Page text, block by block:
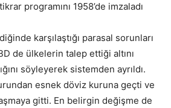
programını 1958’de imzaladı
karşılaştığı parasal sorunları
de ülkelerin talep ettiği altını
söyleyerek sistemden ayrıldı.
esnek döviz kuruna geçti ve
gitti. En belirgin değişme de